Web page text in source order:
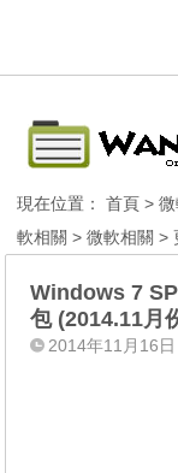
現在位置：首頁 >
軟相關 >微軟相關 >
Windows 7
包 (2014.11月
2014年11月16日